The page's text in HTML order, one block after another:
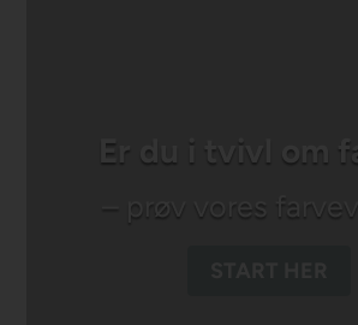
Er du i tvivl om
– prøv vores